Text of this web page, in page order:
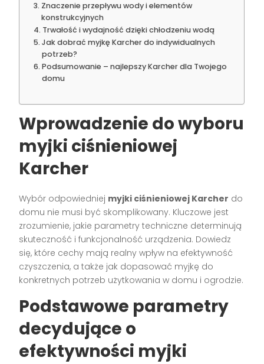
Znaczenie przepływu wody i elementów
konstrukcyjnych
Trwałość i wydajność dzięki chłodzeniu wodą
Jak dobrać myjkę Karcher do indywidualnych
potrzeb?
Podsumowanie – najlepszy Karcher dla Twojego
domu
Wprowadzenie do wyboru
myjki ciśnieniowej
Karcher
Wybór odpowiedniej myjki ciśnieniowej Karcher do
domu nie musi być skomplikowany. Kluczowe jest
zrozumienie, jakie parametry techniczne determinują
skuteczność i funkcjonalność urządzenia. Dowiedz
się, które cechy mają realny wpływ na efektywność
czyszczenia, a także jak dopasować myjkę do
konkretnych potrzeb użytkowania w domu i ogrodzie.
Podstawowe parametry
decydujące o
efektywności myjki